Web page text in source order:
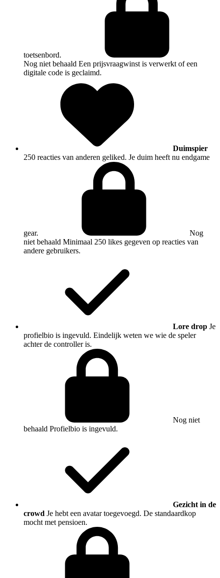
toetsenbord.
Nog niet behaald Een prijsvraagwinst is verwerkt of een
digitale code is geclaimd.
Duimspier
250 reacties van anderen geliked. Je duim heeft nu endgame
gear.
Nog
niet behaald Minimaal 250 likes gegeven op reacties van
andere gebruikers.
Lore drop Je
profielbio is ingevuld. Eindelijk weten we wie de speler
achter de controller is.
Nog niet
behaald Profielbio is ingevuld.
Gezicht in de
crowd Je hebt een avatar toegevoegd. De standaardkop
mocht met pensioen.